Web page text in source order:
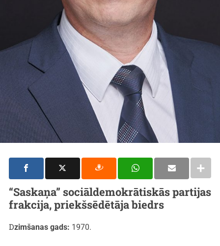
“Saskaņa” sociāldemokrātiskās partijas
frakcija, priekšsēdētāja biedrs
Dzimšanas gads: 1970.